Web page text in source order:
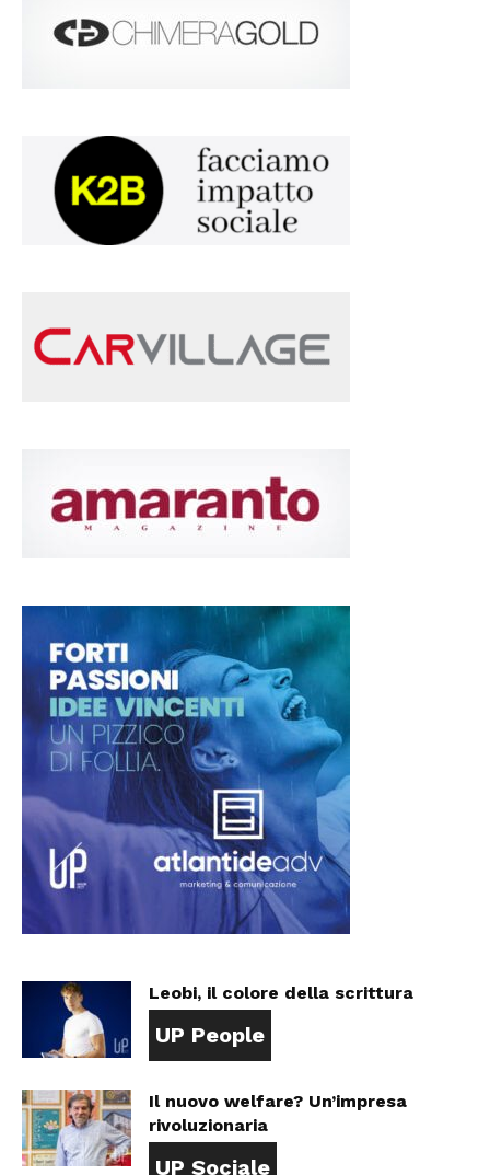
Leobi, il colore della scrittura
UP People
Il nuovo welfare? Un’impresa
rivoluzionaria
UP Sociale